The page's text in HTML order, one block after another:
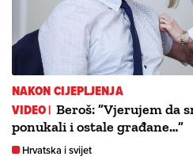
NAKON CIJEPLJENJA
VIDEO | Beroš: ”Vjerujem da
ponukali i ostale građane…”
Hrvatska i svijet